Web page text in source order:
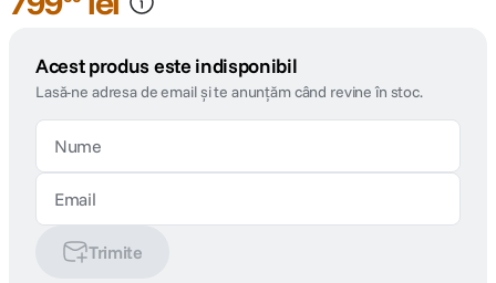
Acest produs este indisponibil
Lasă-ne adresa de email și te anunțăm când revine în stoc.
Trimite